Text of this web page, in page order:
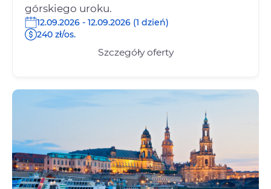
górskiego uroku.
12.09.2026 - 12.09.2026 (1 dzień)
240 zł/os.
Szczegóły oferty